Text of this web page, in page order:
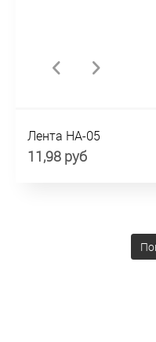
Лента HA-05
11,98 руб